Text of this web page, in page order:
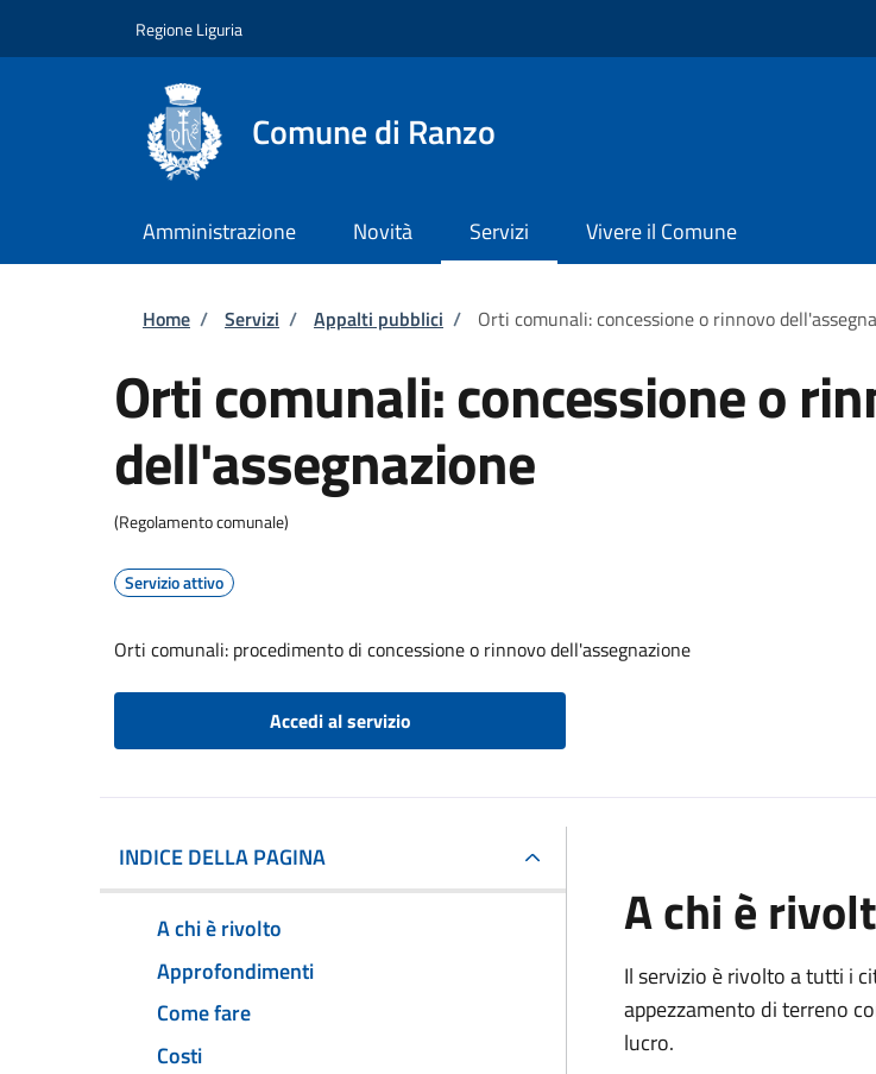
Regione Liguria
Comune di Ranzo
Amministrazione Novità Servizi Vivere il Comune
Briciole di pane
Home / Servizi / Appalti pubblici / Orti comunali: concessione o rinnovo
Orti comunali: concessione o
dell'assegnazione
(Regolamento comunale)
Servizio attivo
Orti comunali: procedimento di concessione o rinnovo dell'assegnazione
Accedi al servizio
INDICE DELLA PAGINA
A chi è rivolto
Approfondimenti
Come fare
Costi
A chi è
Il servizio è rivolto a tutti i
appezzamento di terreno
lucro.